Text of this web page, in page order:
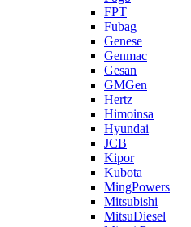
FPT
Fubag
Genese
Genmac
Gesan
GMGen
Hertz
Himoinsa
Hyundai
JCB
Kipor
Kubota
MingPowers
Mitsubishi
MitsuDiesel